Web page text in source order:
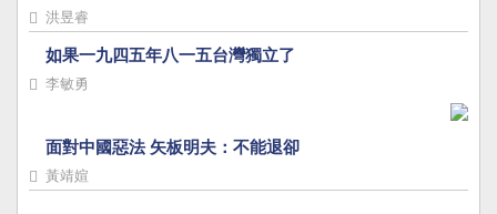
洪昱睿
如果一九四五年八一五台灣獨立了
李敏勇
面對中國惡法 矢板明夫：不能退卻
黃靖媗